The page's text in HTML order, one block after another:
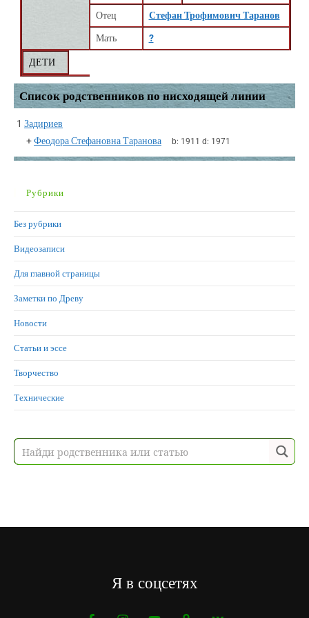
Отец Стефан Трофимович Таранов
Мать ?
ДЕТИ
Список родственников по нисходящей линии
1 Задириев
+Феодора Стефановна Таранова b: 1911 d: 1971
Рубрики
Без рубрики
Видеозаписи
Для главной страницы
Заметки по Древу
Новости
Статьи и эссе
Творчество
Технические
Я в соцсетях